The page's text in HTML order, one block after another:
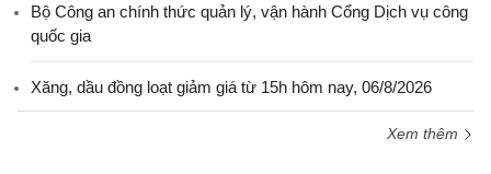
Bộ Công an chính thức quản lý, vận hành Cổng Dịch vụ công
quốc gia
Xăng, dầu đồng loạt giảm giá từ 15h hôm nay, 06/8/2026
Xem thêm